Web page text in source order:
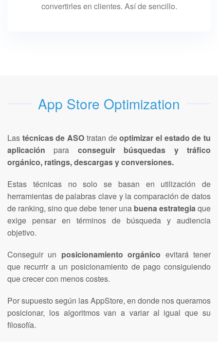
convertirles en clientes. Así de sencillo.
App Store Optimization
Las técnicas de ASO tratan deoptimizar el estado de tu
aplicación para conseguir búsquedas y tráfico
orgánico, ratings, descargas y conversiones.
Estas técnicas no solo se basan en utilización de
herramientas de palabras clave y la comparación de datos
de ranking, sino que debe tener una buena estrategiaque
exige pensar en términos de búsqueda y audiencia
objetivo.
Conseguir un posicionamiento orgánico evitará tener
que recurrir a un posicionamiento de pago consiguiendo
que crecer con menos costes.
Por supuesto según las AppStore, en donde nos queramos
posicionar, los algoritmos van a variar al igual que su
filosofía.